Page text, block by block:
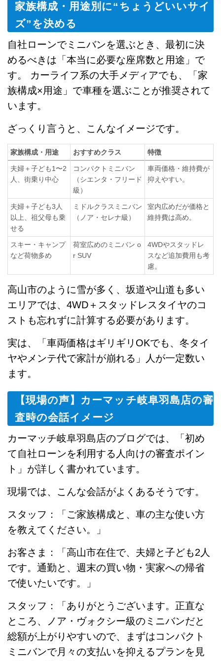
家族構成・用途別に“ちょうどいいサイ
ズ”を決める
自社ローンでミニバンを選ぶとき、最初に決
めるべきは「本当に必要な座席数と用途」で
す。 カーライフ系の大手メディアでも、「家
族構成×用途」で車種を選ぶことが推奨されて
います。
ざっくり言うと、こんなイメージです。
家族構成・用途 おすすめクラス 特徴
夫婦＋子ども1〜2
人、街乗り中心
コンパクトミニバン
（シエンタ・フリード
級）
車両価格・維持費が
抑えやすい。
夫婦＋子ども3人
以上、祖父母も乗
せる
ミドルクラスミニバン
（ノア・セレナ級）
室内広めだが価格と
維持費は高め。
スキー・キャンプ
など荷物多め
荷室広めのミニバン o
r SUV
4WDやスタッドレ
スなど追加費用も考
慮。
高山市のように雪が多く、坂道や山道も多い
エリアでは、4WD＋スタッドレスタイヤのコ
ストも忘れずに計算する必要があります。
実は、「車両価格はギリギリOKでも、冬タイ
ヤやメンテ代で家計が崩れる」人が一定数い
ます。
【現場の声】カーマッチ岐阜羽島店の審
査時の会話イメージ
カーマッチ岐阜羽島店のブログでは、「初め
て自社ローンを利用する人向けの審査ポイン
ト」が詳しく書かれています。
現場では、こんな会話がよくあるそうです。
スタッフ：「ご家族構成と、車の主な使い方
を教えてください。」
お客さま：「高山市在住で、夫婦と子ども2人
です。通勤と、週末の買い物・実家への帰省
で使いたいです。」
スタッフ：「ありがとうございます。正直な
ところ、ノア・ヴォクシー級のミニバンだと
総額が上がりやすいので、まずはコンパクト
ミニバンで月々の支払いを抑えるプランを見